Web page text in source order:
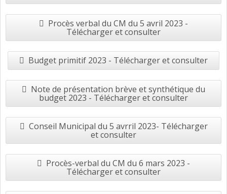
Procès verbal du CM du 5 avril 2023 -
Télécharger et consulter
Budget primitif 2023 - Télécharger et consulter
Note de présentation brève et synthétique du
budget 2023 - Télécharger et consulter
Conseil Municipal du 5 avrril 2023- Télécharger
et consulter
Procès-verbal du CM du 6 mars 2023 -
Télécharger et consulter